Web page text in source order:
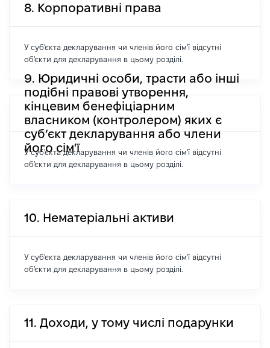
8. Корпоративні права
У суб'єкта декларування чи членів його сім'ї відсутні
об'єкти для декларування в цьому розділі.
9. Юридичні особи, трасти або інші
подібні правові утворення,
кінцевим бенефіціарним
власником (контролером) яких є
суб’єкт декларування або члени
його сім'ї
У суб'єкта декларування чи членів його сім'ї відсутні
об'єкти для декларування в цьому розділі.
10. Нематеріальні активи
У суб'єкта декларування чи членів його сім'ї відсутні
об'єкти для декларування в цьому розділі.
11. Доходи, у тому числі подарунки